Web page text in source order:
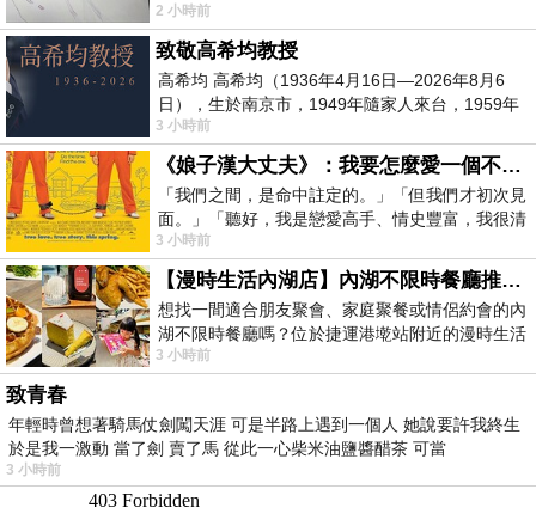
去西螺農會~回到莿桐都8點半多了
2 小時前
致敬高希均教授
高希均 高希均（1936年4月16日—2026年8月6
日），生於南京市，1949年隨家人來台，1959年
赴美深造並取得經濟發展博士學位。曾任
3 小時前
《娘子漢大丈夫》：我要怎麼愛一個不存在的人？
「我們之間，是命中註定的。」「但我們才初次見
面。」「聽好，我是戀愛高手、情史豐富，我很清
楚這種感覺，你我之間的那種感覺，現
3 小時前
【漫時生活內湖店】內湖不限時餐廳推薦｜捷運港墘站美食，聚餐、約會、家庭聚會首選，正餐甜點一次滿足
想找一間適合朋友聚會、家庭聚餐或情侶約會的內
湖不限時餐廳嗎？位於捷運港墘站附近的漫時生活
內湖店，從捷運站步行約4分鐘即可抵
3 小時前
致青春
年輕時曾想著騎馬仗劍闖天涯 可是半路上遇到一個人 她說要許我終生
於是我一激動 當了劍 賣了馬 從此一心柴米油鹽醬醋茶 可當
3 小時前